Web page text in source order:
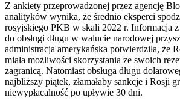
Z ankiety przeprowadzonej przez agencję
analityków wynika, że średnio eksperci
rosyjskiego PKB w skali 2022 r. Informacja
do obsługi długu w walucie narodowej
administracja amerykańska potwierdziła, że
miała możliwości skorzystania ze swoich
zagranicą. Natomiast obsługa długu
najbliższy piątek, złamałaby sankcje i Rosji
niewypłacalność po upływie 30 dni.